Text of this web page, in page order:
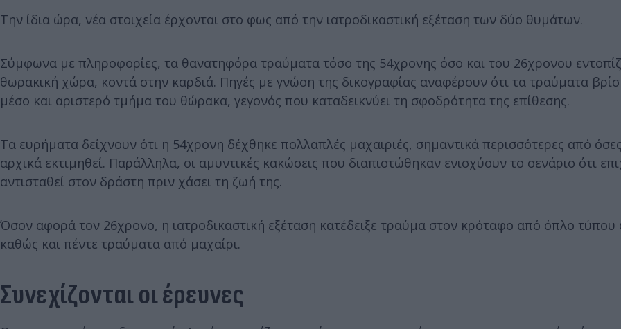
Την ίδια ώρα, νέα στοιχεία έρχονται στο φως από την ιατροδικαστική εξέταση των δύο θυμάτων.
Σύμφωνα με πληροφορίες, τα θανατηφόρα τραύματα τόσο της 54χρονης όσο και του 26χρονου
θωρακική χώρα, κοντά στην καρδιά. Πηγές με γνώση της δικογραφίας αναφέρουν ότι τα τραύματα
μέσο και αριστερό τμήμα του θώρακα, γεγονός που καταδεικνύει τη σφοδρότητα της επίθεσης.
Τα ευρήματα δείχνουν ότι η 54χρονη δέχθηκε πολλαπλές μαχαιριές, σημαντικά περισσότερες από
αρχικά εκτιμηθεί. Παράλληλα, οι αμυντικές κακώσεις που διαπιστώθηκαν ενισχύουν το σενάριο ότι
αντισταθεί στον δράστη πριν χάσει τη ζωή της.
Όσον αφορά τον 26χρονο, η ιατροδικαστική εξέταση κατέδειξε τραύμα στον κρόταφο από όπλο
καθώς και πέντε τραύματα από μαχαίρι.
Συνεχίζονται οι έρευνες